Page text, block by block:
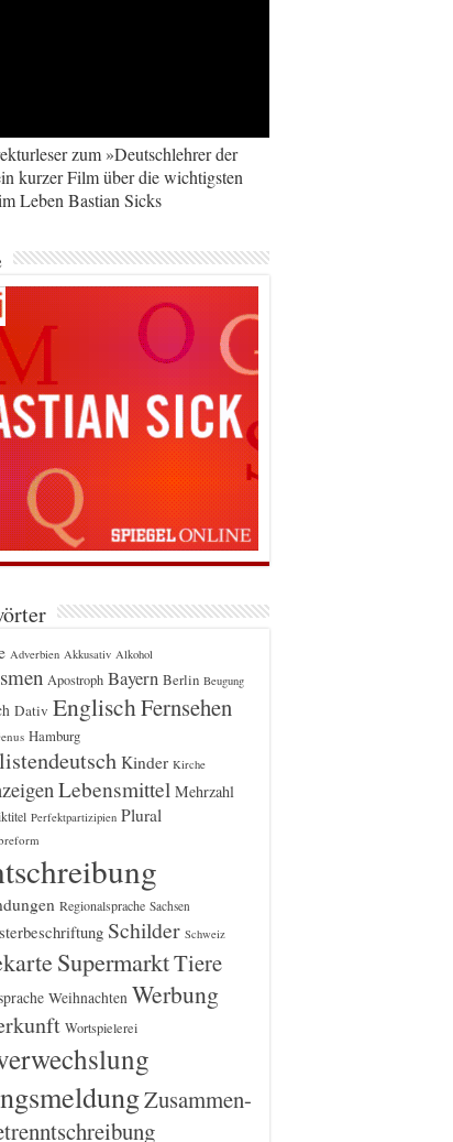
zum »Deutschlehrer der
kurzer Film über die wichtigsten
Leben Bastian Sicks
Adverbien Akkusativ Alkohol
Apostroph Bayern Berlin Beugung
Dativ EnglischFernsehen
Hamburg
Kinder Kirche
Lebensmittel Mehrzahl
Perfektpartizipien Plural
Regionalsprache Sachsen
Schilder Schweiz
SupermarktTiere
Weihnachten Werbung
Wortspielerei
Zusammen-